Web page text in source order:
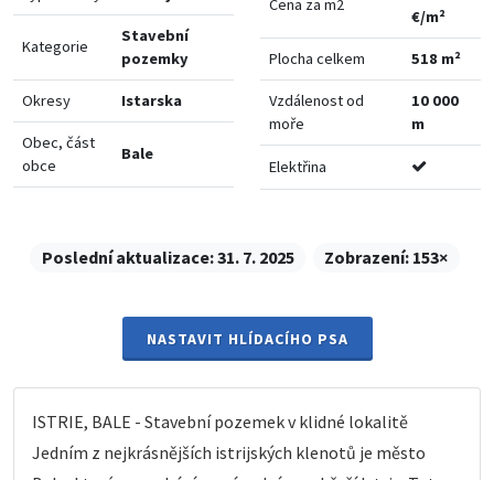
Kategorie
Stavební
pozemky
Okresy Istarska
Obec, část
obce
Bale
Cena za m2
€/m²
Plocha celkem 518 m²
Vzdálenost od
moře
10 000
m
Elektřina
Poslední aktualizace:31. 7. 2025 Zobrazení: 153×
NASTAVIT HLÍDACÍHO PSA
ISTRIE, BALE - Stavební pozemek v klidné lokalitě
Jedním z nejkrásnějších istrijských klenotů je město